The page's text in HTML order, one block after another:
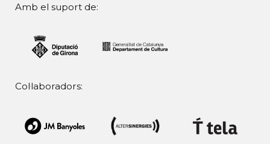
Amb el suport de:
Col·laboradors: